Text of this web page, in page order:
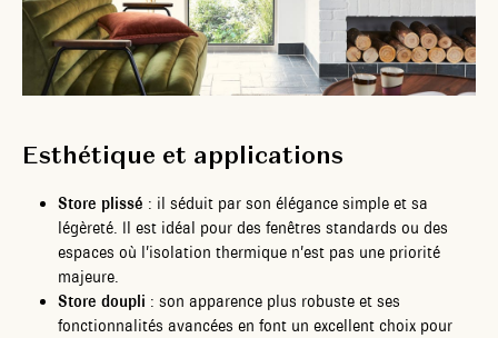
Esthétique et applications
Store plissé : il séduit par son élégance simple et sa
légèreté. Il est idéal pour des fenêtres standards ou des
espaces où l’isolation thermique n’est pas une priorité
majeure.
Store doupli : son apparence plus robuste et ses
fonctionnalités avancées en font un excellent choix pour